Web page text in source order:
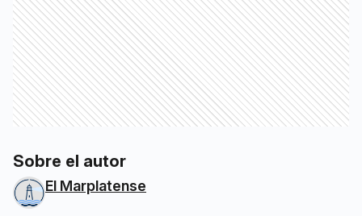
Sobre el autor
El Marplatense